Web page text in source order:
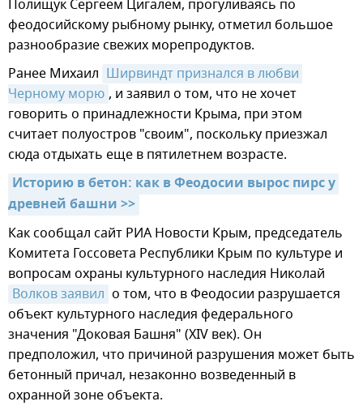
Полищук Сергеем Цигалем, прогуливаясь по
феодосийскому рыбному рынку, отметил большое
разнообразие свежих морепродуктов.
Ранее Михаил Ширвиндт признался в любви
Черному морю , и заявил о том, что не хочет
говорить о принадлежности Крыма, при этом
считает полуостров "своим", поскольку приезжал
сюда отдыхать еще в пятилетнем возрасте.
Историю в бетон: как в Феодосии вырос пирс у
древней башни >>
Как сообщал сайт РИА Новости Крым, председатель
Комитета Госсовета Республики Крым по культуре и
вопросам охраны культурного наследия Николай
Волков заявил о том, что в Феодосии разрушается
объект культурного наследия федерального
значения "Доковая Башня" (XIV век). Он
предположил, что причиной разрушения может быть
бетонный причал, незаконно возведенный в
охранной зоне объекта.